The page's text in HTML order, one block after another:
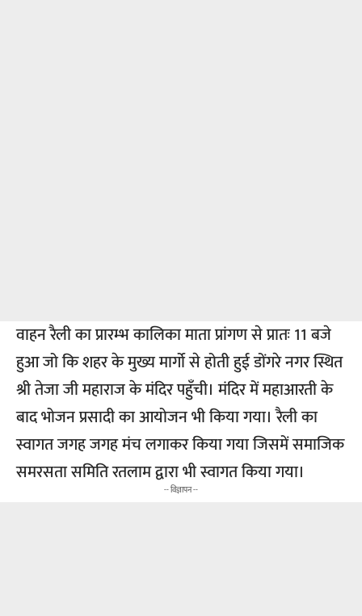
वाहन रैली का प्रारम्भ कालिका माता प्रांगण से प्रातः 11 बजे
हुआ जो कि शहर के मुख्य मार्गो से होती हुई डोंगरे नगर स्थित
श्री तेजा जी महाराज के मंदिर पहुँची। मंदिर में महाआरती के
बाद भोजन प्रसादी का आयोजन भी किया गया। रैली का
स्वागत जगह जगह मंच लगाकर किया गया जिसमें समाजिक
समरसता समिति रतलाम द्वारा भी स्वागत किया गया।
-- विज्ञापन --